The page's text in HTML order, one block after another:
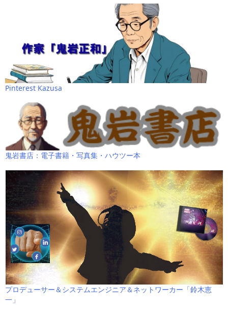
Pinterest Kazusa
鬼岩書店：電子書籍・写真集・ハウツー本
プロデューサー＆システムエンジニア＆ネットワーカー「鈴木恵
一」